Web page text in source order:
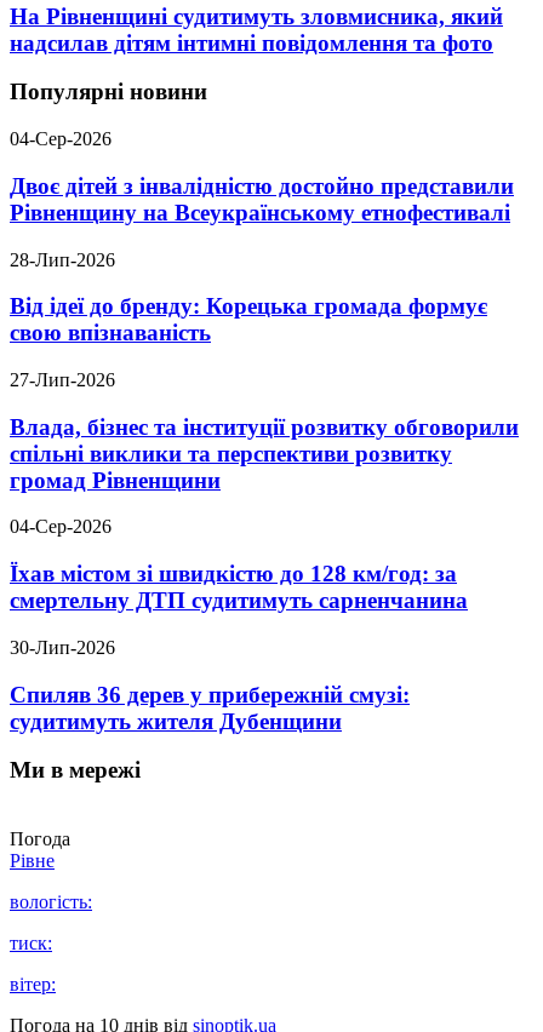
На Рівненщині судитимуть зловмисника, який
надсилав дітям інтимні повідомлення та фото
Популярні новини
04-Сер-2026
Двоє дітей з інвалідністю достойно представили
Рівненщину на Всеукраїнському етнофестивалі
28-Лип-2026
Від ідеї до бренду: Корецька громада формує
свою впізнаваність
27-Лип-2026
Влада, бізнес та інституції розвитку обговорили
спільні виклики та перспективи розвитку
громад Рівненщини
04-Сер-2026
Їхав містом зі швидкістю до 128 км/год: за
смертельну ДТП судитимуть сарненчанина
30-Лип-2026
Спиляв 36 дерев у прибережній смузі:
судитимуть жителя Дубенщини
Ми в мережі
Погода
Рівне
вологість:
тиск:
вітер:
Погода на 10 днів від sinoptik.ua